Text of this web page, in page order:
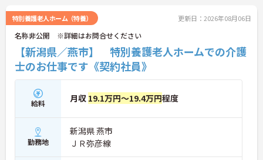
連携の体制がしっかりと整っています。働き方の面
では、夜勤明けの翌日が原則として公休となるほ
か、月平均の残業時間も5時間から7時間程度とかな
り少なめです。常勤スタッフの比率が90パーセント
を超えているため急な勤務変更が発生しにくく、あ
らかじめ決められた訪問予定表に沿って規則正しく
働けます。入職後は現場スタッフによるお一人おひ
とりに合わせた個別のOJT研修が実施されます。eラ
ーニングも導入されており、多職種と連携しながら
専門性を着実に深めていける環境が用意されていま
★おすすめPOINT★
特別養護老人ホーム（特養） 更新日：2026年08月06日
名称非公開 ※詳細はお問合せください
【新潟県／燕市】 特別養護老人ホームでの介護
士のお仕事です《契約社員》
給料 月収 19.1万円～19.4万円程度
勤務地
新潟県 燕市
ＪＲ弥彦線